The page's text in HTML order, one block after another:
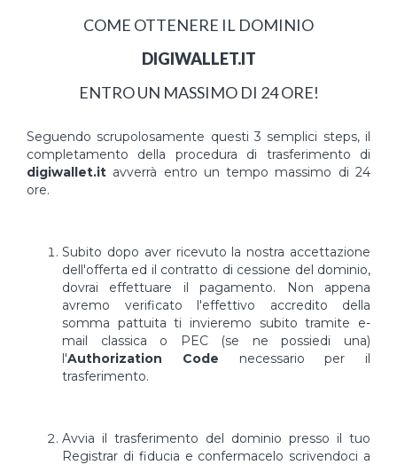
COME OTTENERE IL DOMINIO
DIGIWALLET.IT
ENTRO UN MASSIMO DI 24 ORE!
Seguendo scrupolosamente questi 3 semplici steps, il
completamento della procedura di trasferimento di
digiwallet.it avverrà entro un tempo massimo di 24
ore.
Subito dopo aver ricevuto la nostra accettazione
dell'offerta ed il contratto di cessione del dominio,
dovrai effettuare il pagamento. Non appena
avremo verificato l'effettivo accredito della
somma pattuita ti invieremo subito tramite e-
mail classica o PEC (se ne possiedi una)
l'Authorization Code necessario per il
trasferimento.
Avvia il trasferimento del dominio presso il tuo
Registrar di fiducia e confermacelo scrivendoci a